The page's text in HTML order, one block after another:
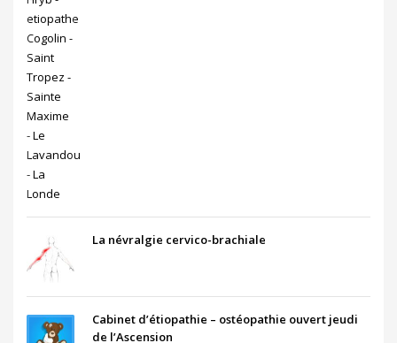
La névralgie cervico-brachiale
Cabinet d’étiopathie – ostéopathie ouvert jeudi
de l’Ascension